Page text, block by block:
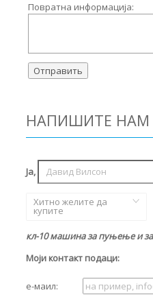
Повратна информација:
НАПИШИТЕ НАМ
Ја,
Хитно желите да
купите
кл-10 машина за пуњење и
Моји контакт подаци:
е-маил: